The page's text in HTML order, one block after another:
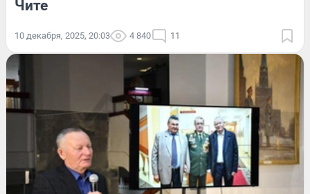
Чите
10 декабря, 2025, 20:03 4 840 11